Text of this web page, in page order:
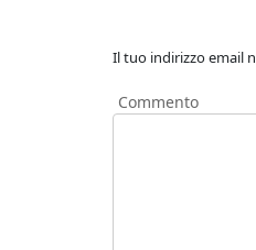
Il tuo indirizzo email
Commento